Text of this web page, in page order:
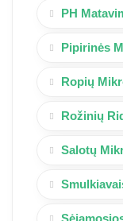
PH
Pipirinės
Ropių
Rožinių
Salotų